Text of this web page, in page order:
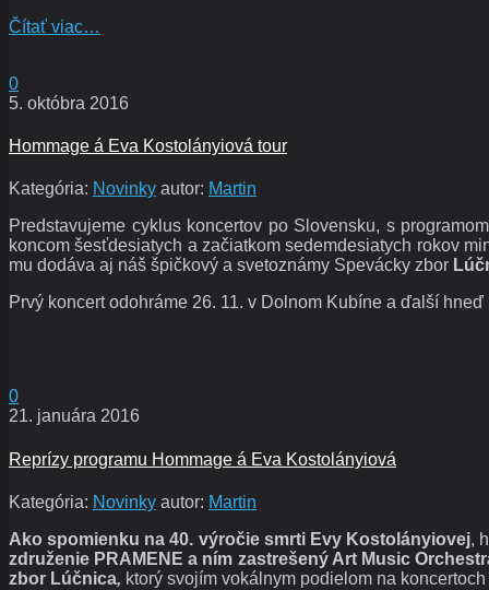
Čítať viac…
0
5. októbra 2016
Hommage á Eva Kostolányiová tour
Kategória: Novinky autor: Martin
Predstavujeme cyklus koncertov po Slovensku, s
koncom šesťdesiatych a začiatkom sedemdesiatych rokov
mu dodáva aj náš špičkový a svetoznámy Spevácky zbor
Prvý koncert odohráme 26. 11. v Dolnom Kubíne a ďalší
0
21. januára 2016
Reprízy programu Hommage á Eva Kostolányiová
Kategória: Novinky autor: Martin
Ako spomienku na 40. výročie smrti Evy Kostolányiovej,
združenie PRAMENE a ním zastrešený Art Music
zbor Lúčnica, ktorý svojím vokálnym podielom na